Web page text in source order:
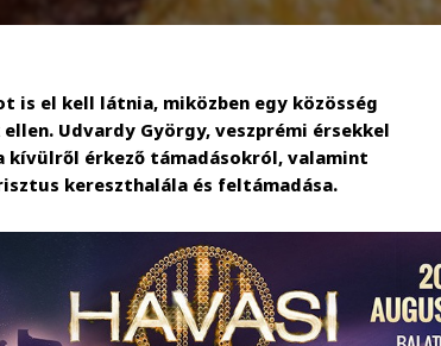
is el kell látnia, miközben egy közösség
Udvardy György, veszprémi érsekkel
érkező támadásokról, valamint
kereszthalála és feltámadása.